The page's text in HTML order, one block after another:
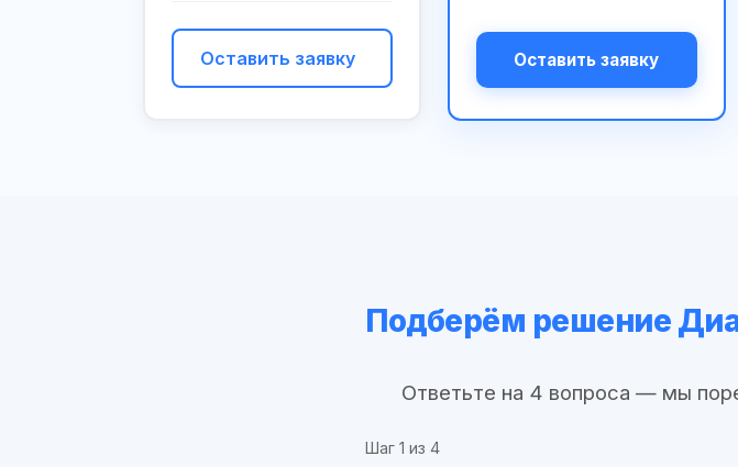
Оставить заявку Оставить заявку
Подберём решение
Ответьте на 4 вопроса — мы
Шаг 1 из 4